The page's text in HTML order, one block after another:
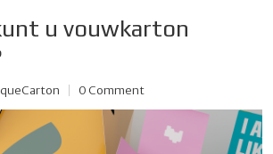
u vouwkarton
0 Comment